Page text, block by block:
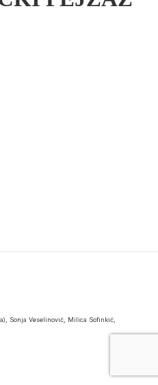
Sonja Veselinović, Milica Sofinkić,